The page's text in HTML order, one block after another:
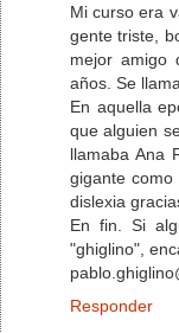
Mi curso era
gente triste,
mejor amigo
años. Se
En aquella
que alguien
llamaba Ana
gigante
dislexia
En fin. Si
"ghiglino",
Responder